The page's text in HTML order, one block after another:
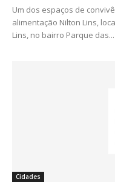
Um dos espaços de
alimentação Nilton Lins,
Lins, no bairro Parque das...
Cidades